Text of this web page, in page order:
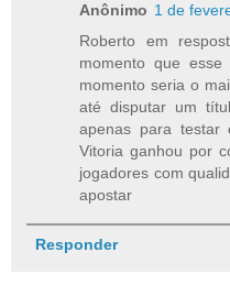
Anônimo 1 de
Roberto em
momento que
momento seria o
até disputar um
apenas para testar
Vitoria ganhou por
jogadores com
apostar
Responder